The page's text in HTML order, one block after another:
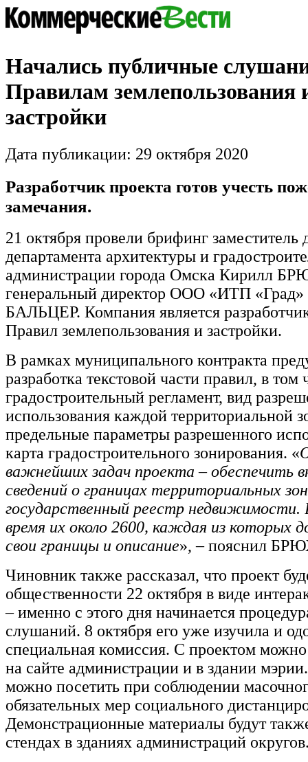
Начались публичные
Правилам землепользования
застройки
Дата публикации: 29 октября 2020
Разработчик проекта готов учесть
замечания.
21 октября провели брифинг заместитель
департамента архитектуры и
администрации города Омска Кирилл
генеральный директор ООО «ИТП «Град»
БАЛЬЦЕР. Компания является
Правил землепользования и застройки.
В рамках муниципального контракта
разработка текстовой части правил, в том
градостроительный регламент, вид
использования каждой территориальной
предельные параметры разрешенного
карта градостроительного зонирования. «
важнейших задач проекта – обеспечить
сведений о границах территориальных
государственный реестр
время их около 2600, каждая из которых
свои границы и описание», – пояснил
Чиновник также рассказал, что проект
общественности 22 октября в виде
– именно с этого дня начинается
слушаний. 8 октября его уже изучила и
специальная комиссия. С проектом можно
на сайте администрации и в здании
можно посетить при соблюдении
обязательных мер социального
Демонстрационные материалы будут
стендах в зданиях администраций